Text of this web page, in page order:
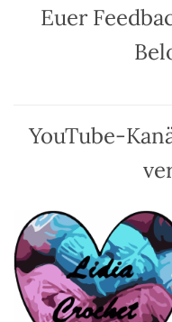
können
Euer
YouTube-